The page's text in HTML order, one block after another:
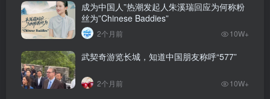
成为中国人”热潮发起人朱溪瑞回应为何称粉
丝为”Chinese Baddies”
2个月前 10W+
武契奇游览长城，知道中国朋友称呼“577”
2个月前 10W+